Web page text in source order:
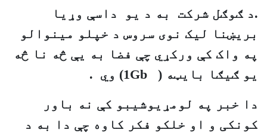
.د ګوګل شرکت به د يو
داسې وړيا
بريښنا ليک نوی سروس د خپلو مينوالو
په واک کې ورکړي چې فضا به يې څه نا څه
يو ګيګا بايټه ( 1Gb) وي .
دا خبر په لومړيوشيبو کې نه باور
کونکی و او خلکو فکر کاوه چې دا به د